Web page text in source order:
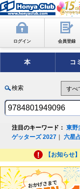
ログイン 会員登録
本 コ
検索
注目のキーワード： 東野
ゲッターズ 2027 ｜六星
【お知らせ